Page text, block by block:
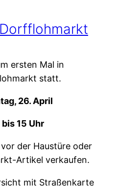
ersten Mal in
statt.
26. April
bis 15 Uhr
der Haustüre oder
Artikel verkaufen.
mit Straßenkarte